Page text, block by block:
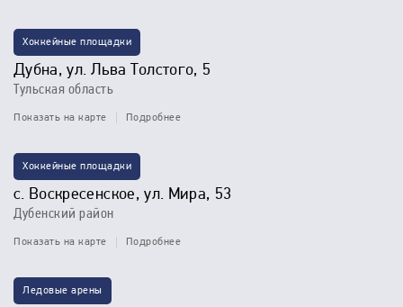
Хоккейные площадки
Дубна, ул. Льва Толстого, 5
Тульская область
Показать на карте Подробнее
Хоккейные площадки
с. Воскресенское, ул. Мира, 53
Дубенский район
Показать на карте Подробнее
Ледовые арены